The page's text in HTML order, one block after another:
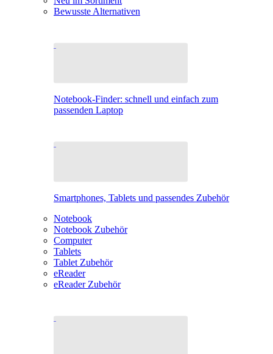
Bewusste Alternativen
Notebook-Finder: schnell und einfach zum
passenden Laptop
Smartphones, Tablets und passendes Zubehör
Notebook
Notebook Zubehör
Computer
Tablets
Tablet Zubehör
eReader
eReader Zubehör